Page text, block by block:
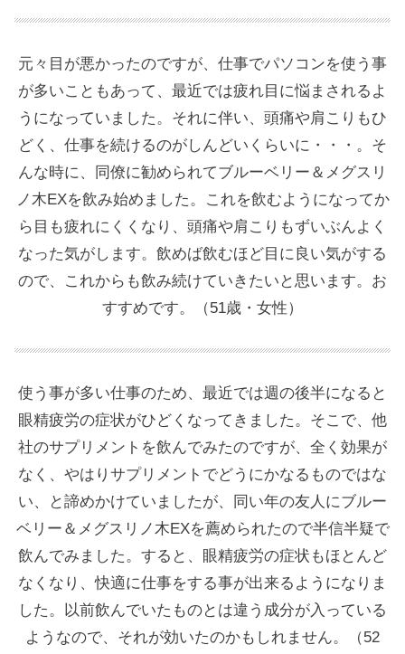
元々目が悪かったのですが、仕事でパソコンを使う事
が多いこともあって、最近では疲れ目に悩まされるよ
うになっていました。それに伴い、頭痛や肩こりもひ
どく、仕事を続けるのがしんどいくらいに・・・。そ
んな時に、同僚に勧められてブルーベリー＆メグスリ
ノ木EXを飲み始めました。これを飲むようになってか
ら目も疲れにくくなり、頭痛や肩こりもずいぶんよく
なった気がします。飲めば飲むほど目に良い気がする
ので、これからも飲み続けていきたいと思います。お
すすめです。（51歳・女性）
使う事が多い仕事のため、最近では週の後半になると
眼精疲労の症状がひどくなってきました。そこで、他
社のサプリメントを飲んでみたのですが、全く効果が
なく、やはりサプリメントでどうにかなるものではな
い、と諦めかけていましたが、同い年の友人にブルー
ベリー＆メグスリノ木EXを薦められたので半信半疑で
飲んでみました。すると、眼精疲労の症状もほとんど
なくなり、快適に仕事をする事が出来るようになりま
した。以前飲んでいたものとは違う成分が入っている
ようなので、それが効いたのかもしれません。（52